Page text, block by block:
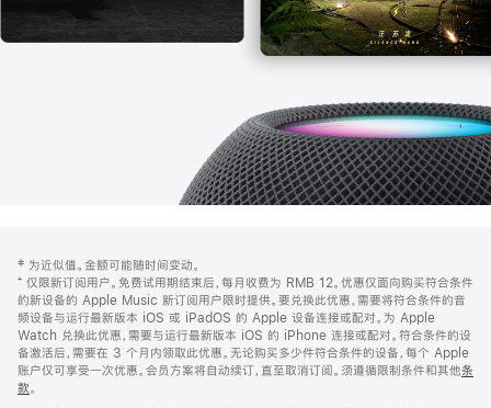
页
页
脚
注
‡ 为近似值。金额可能随时间变动。
⁺ 仅限新订阅用户。免费试用期结束后，每月收费为 RMB 12。优惠仅面向购买符合条件
的新设备的 Apple Music 新订阅用户限时提供。要兑换此优惠，需要将符合条件的音
频设备与运行最新版本 iOS 或 iPadOS 的 Apple 设备连接或配对。为 Apple
Watch 兑换此优惠，需要与运行最新版本 iOS 的 iPhone 连接或配对。符合条件的设
备激活后，需要在 3 个月内领取此优惠。无论购买多少件符合条件的设备，每个 Apple
账户仅可享受一次优惠。会员方案将自动续订，直至取消订阅。须遵循限制条件和其他条
款。